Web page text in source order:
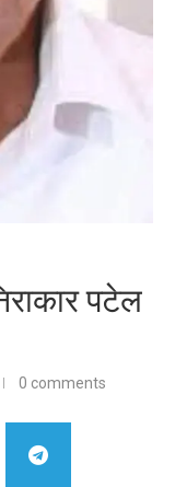
पटेल
0 comments